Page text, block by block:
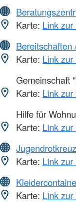
Karte: Link
Bereitschaften
Karte: Link
Gemeinschaft
Karte: Link
Hilfe für
Karte: Link
Jugendrotkreuz
Karte: Link
Karte: Link